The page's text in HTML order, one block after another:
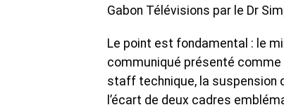
Gabon Télévisions par le Dr
Le point est fondamental : le
communiqué présenté
staff technique, la suspension
l’écart de deux cadres